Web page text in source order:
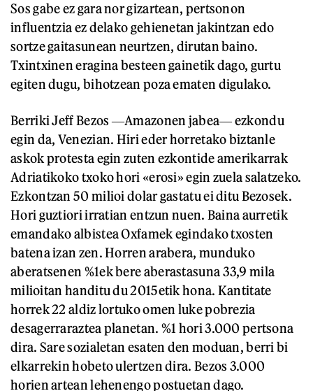
Sos gabe ez gara nor gizartean, pertsonon
influentzia ez delako gehienetan jakintzan edo
sortze gaitasunean neurtzen, dirutan baino.
Txintxinen eragina besteen gainetik dago, gurtu
egiten dugu, bihotzean poza ematen digulako.
Berriki Jeff Bezos ―Amazonen jabea― ezkondu
egin da, Venezian. Hiri eder horretako biztanle
askok protesta egin zuten ezkontide amerikarrak
Adriatikoko txoko hori «erosi» egin zuela salatzeko.
Ezkontzan 50 milioi dolar gastatu ei ditu Bezosek.
Hori guztiori irratian entzun nuen. Baina aurretik
emandako albistea Oxfamek egindako txosten
batena izan zen. Horren arabera, munduko
aberatsenen %1ek bere aberastasuna 33,9 mila
milioitan handitu du 2015etik hona. Kantitate
horrek 22 aldiz lortuko omen luke pobrezia
desagerraraztea planetan. %1 hori 3.000 pertsona
dira. Sare sozialetan esaten den moduan, berri bi
elkarrekin hobeto ulertzen dira. Bezos 3.000
horien artean lehenengo postuetan dago.